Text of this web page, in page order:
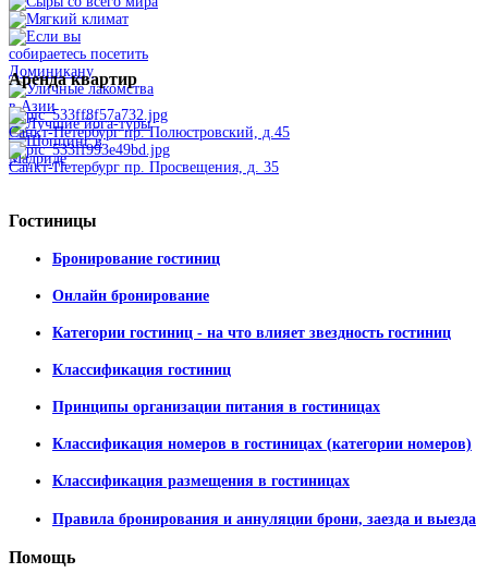
Арендаквартир
Санкт-Петербург пр. Полюстровский, д.45
Санкт-Петербург пр. Просвещения, д. 35
Гостиницы
Бронирование гостиниц
Онлайн бронирование
Категории гостиниц - на что влияет звездность гостиниц
Классификация гостиниц
Принципы организации питания в гостиницах
Классификация номеров в гостиницах (категории номеров)
Классификация размещения в гостиницах
Правила бронирования и аннуляции брони, заезда и выезда
Помощь